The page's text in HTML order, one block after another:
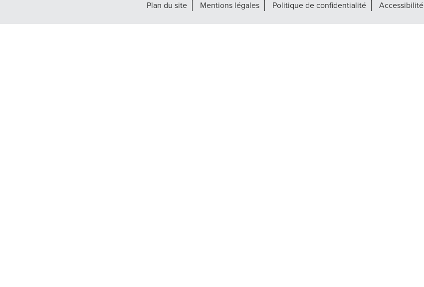
Plan du site Mentions légales Politique de confidentialité Accessibilité